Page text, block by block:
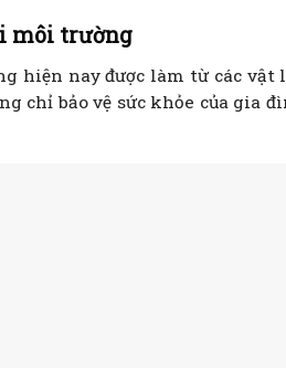
môi trường
hiện nay được làm từ các
chỉ bảo vệ sức khỏe của gia